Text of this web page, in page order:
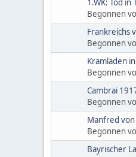
Begonnen
Frankreichs
Begonnen
Kramladen
Begonnen
Cambrai
Begonnen
Manfred
Begonnen
Bayrischer